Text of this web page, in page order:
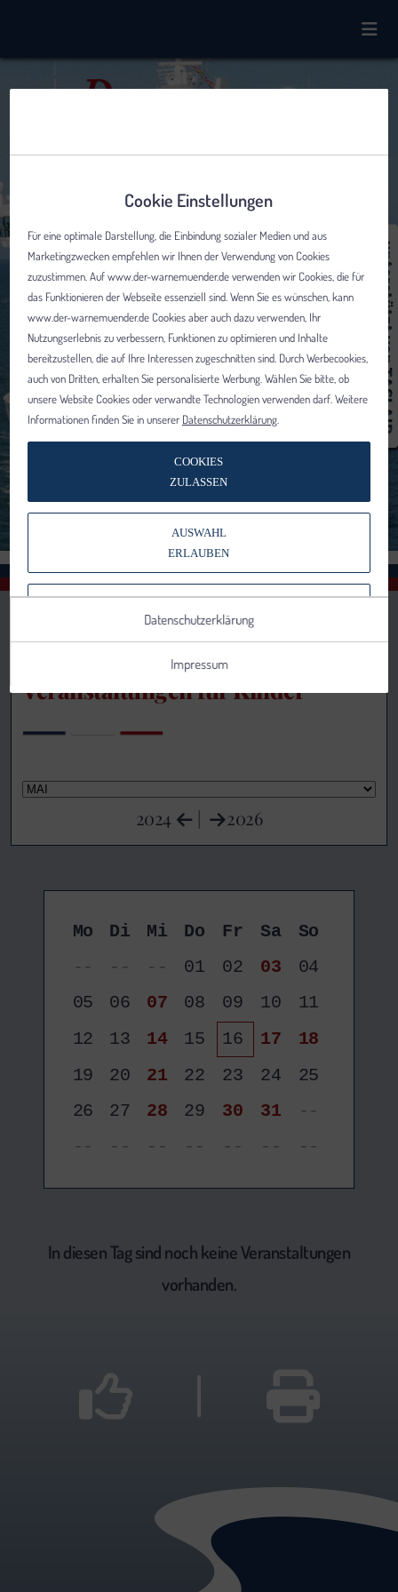
Veranstaltungen für Kinder
2024 | 2026
Mo Di Mi Do Fr Sa
So
--
-- -- 01 02 03
04
05
06 07 08 09 10
11
12
13 14 15 16 17
18
19
20 21 22 23 24
25
26
27 28 29 30 31
--
--
-- -- -- -- -- --
In diesen Tag sind noch keine Veranstaltungen
vorhanden.
|
Cookie Einstellungen
Für eine optimale Darstellung, die Einbindung sozialer Medien und aus
Marketingzwecken empfehlen wir Ihnen der Verwendung von Cookies
zuzustimmen. Auf www.der-warnemuender.de verwenden wir Cookies, die für
das Funktionieren der Webseite essenziell sind. Wenn Sie es wünschen, kann
www.der-warnemuender.de Cookies aber auch dazu verwenden, Ihr
Nutzungserlebnis zu verbessern, Funktionen zu optimieren und Inhalte
bereitzustellen, die auf Ihre Interessen zugeschnitten sind. Durch Werbecookies,
auch von Dritten, erhalten Sie personalisierte Werbung. Wählen Sie bitte, ob
unsere Website Cookies oder verwandte Technologien verwenden darf. Weitere
Informationen finden Sie in unserer Datenschutzerklärung
COOKIES
ZULASSEN
AUSWAHL
ERLAUBEN
VERWENDEN
Datenschutzerklärung
Impressum